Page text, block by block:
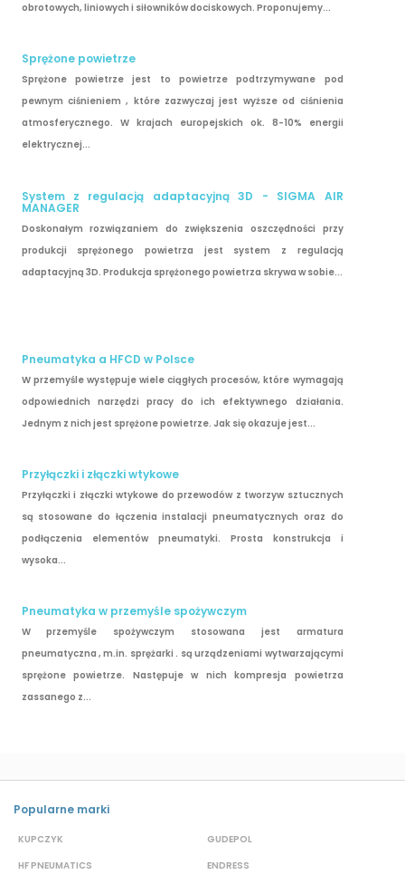
obrotowych, liniowych i siłowników dociskowych. Proponujemy...
Sprężone powietrze
Sprężone powietrze jest to powietrze podtrzymywane pod
pewnym ciśnieniem , które zazwyczaj jest wyższe od ciśnienia
atmosferycznego. W krajach europejskich ok. 8-10% energii
elektrycznej...
System z regulacją adaptacyjną 3D - SIGMA AIR
MANAGER
Doskonałym rozwiązaniem do zwiększenia oszczędności przy
produkcji sprężonego powietrza jest system z regulacją
adaptacyjną 3D. Produkcja sprężonego powietrza skrywa w sobie...
Pneumatyka a HFCD w Polsce
W przemyśle występuje wiele ciągłych procesów, które wymagają
odpowiednich narzędzi pracy do ich efektywnego działania.
Jednym z nich jest sprężone powietrze. Jak się okazuje jest...
Przyłączki i złączki wtykowe
Przyłączki i złączki wtykowe do przewodów z tworzyw sztucznych
są stosowane do łączenia instalacji pneumatycznych oraz do
podłączenia elementów pneumatyki. Prosta konstrukcja i
wysoka...
Pneumatyka w przemyśle spożywczym
W przemyśle spożywczym stosowana jest armatura
pneumatyczna , m.in. sprężarki . są urządzeniami wytwarzającymi
sprężone powietrze. Następuje w nich kompresja powietrza
zassanego z...
Popularne marki
KUPCZYK
HF PNEUMATICS
GUDEPOL
ENDRESS